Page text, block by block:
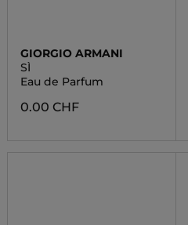
GIORGIO ARMANI
SÌ
Eau de Parfum
0.00 CHF